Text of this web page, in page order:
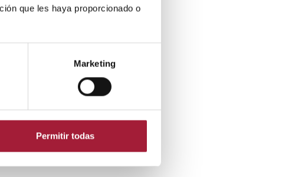
que les haya proporcionado o
Marketing
Permitir todas